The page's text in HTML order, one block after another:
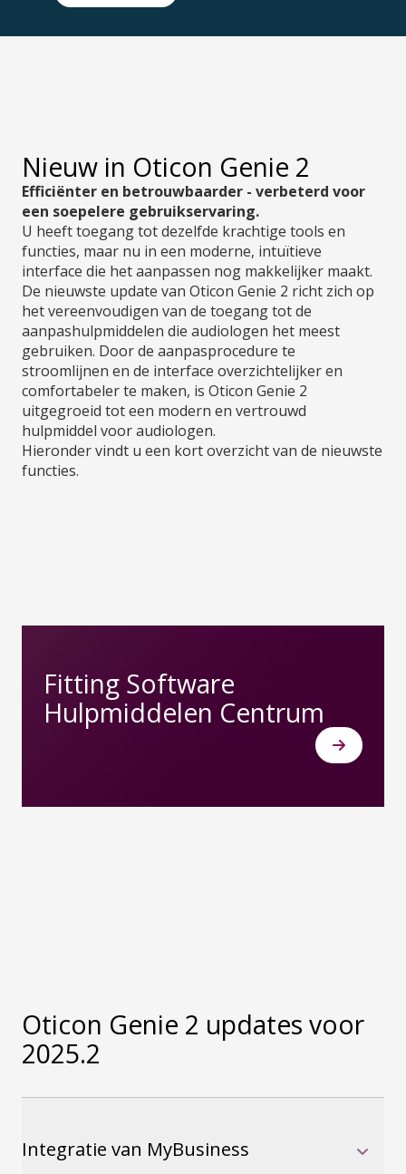
Nieuw in Oticon Genie 2
Efficiënter en betrouwbaarder - verbeterd voor
een soepelere gebruikservaring.
U heeft toegang tot dezelfde krachtige tools en
functies, maar nu in een moderne, intuïtieve
interface die het aanpassen nog makkelijker maakt.
De nieuwste update van Oticon Genie 2 richt zich op
het vereenvoudigen van de toegang tot de
aanpashulpmiddelen die audiologen het meest
gebruiken. Door de aanpasprocedure te
stroomlijnen en de interface overzichtelijker en
comfortabeler te maken, is Oticon Genie 2
uitgegroeid tot een modern en vertrouwd
hulpmiddel voor audiologen.
Hieronder vindt u een kort overzicht van de nieuwste
functies.
Fitting Software
Hulpmiddelen Centrum
Oticon Genie 2 updates voor
2025.2
Integratie van MyBusiness